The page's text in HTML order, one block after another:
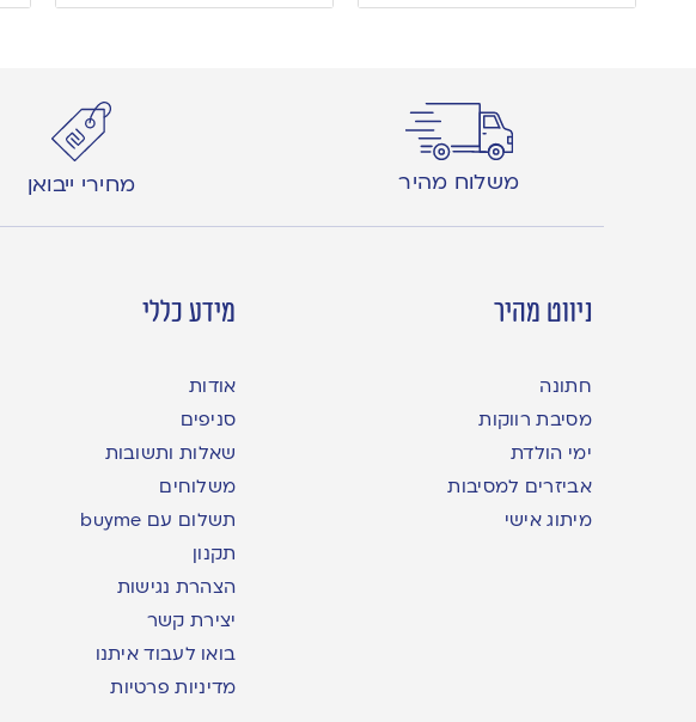
משלוח מהיר מחירי ייבואן
ניווט מהיר
חתונה
מסיבת רווקות
ימי הולדת
אביזרים למסיבות
מיתוג אישי
מידע כללי
אודות
סניפים
שאלות ותשובות
משלוחים
תשלום עם buyme
תקנון
הצהרת נגישות
יצירת קשר
בואו לעבוד איתנו
מדיניות פרטיות